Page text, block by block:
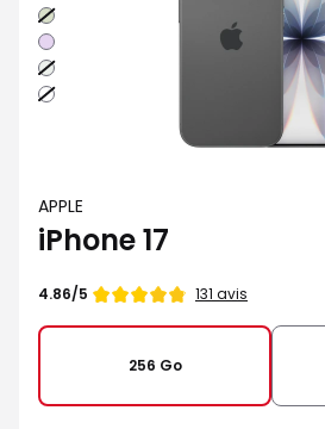
Sauge
Lavande
Brume
Blanc
APPLE
iPhone 17
Note
4.86/5 131 avis
256 Go